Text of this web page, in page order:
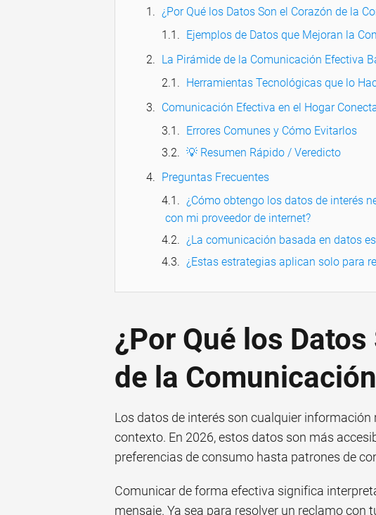
¿Por Qué los Datos Son el Corazón de la
Ejemplos de Datos que Mejoran la
La Pirámide de la Comunicación Efectiva
Herramientas Tecnológicas que lo
Comunicación Efectiva en el Hogar
Errores Comunes y Cómo Evitarlos
💡 Resumen Rápido / Veredicto
Preguntas Frecuentes
¿Cómo obtengo los datos de interés
con mi proveedor de internet?
¿La comunicación basada en datos
¿Estas estrategias aplican solo para
¿Por Qué los
de la
Los datos de interés son cualquier
contexto. En 2026, estos datos son más
preferencias de consumo hasta patrones de
Comunicar de forma efectiva significa
mensaje. Ya sea para resolver un reclamo con